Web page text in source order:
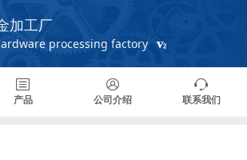
加工厂
processing factory
产品 公司介绍 联系我们